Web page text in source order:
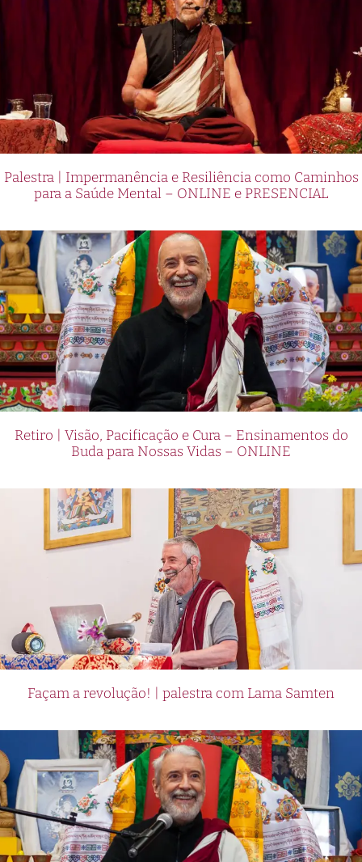
Palestra | Impermanência e Resiliência como Caminhos
para a Saúde Mental – ONLINE e PRESENCIAL
Retiro | Visão, Pacificação e Cura – Ensinamentos do
Buda para Nossas Vidas – ONLINE
Façam a revolução! | palestra com Lama Samten